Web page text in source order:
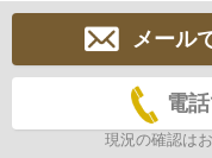
メール
電
現況の確認は